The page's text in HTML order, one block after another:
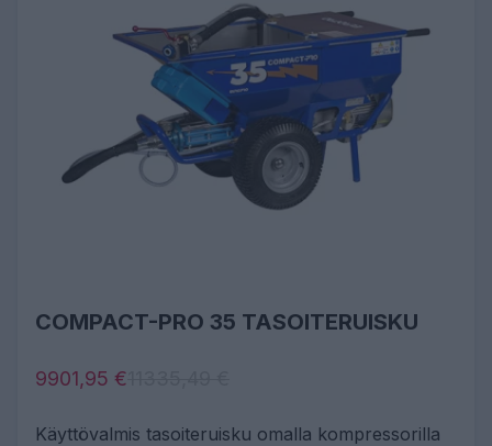
COMPACT-PRO 35 TASOITERUISKU
9901,95 €
Käyttövalmis tasoiteruisku omalla kompressorilla